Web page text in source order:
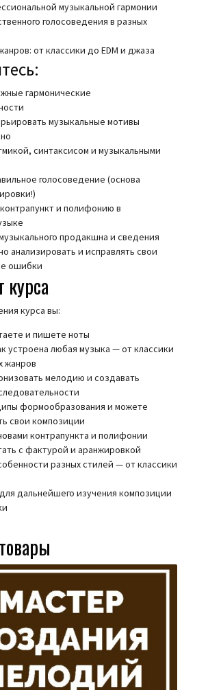
музыкальной гармонии
голосоведения в разных
от классики до EDM и джаза
гармонические
музыкальные мотивы
синтаксисом и музыкальными
голосоведение (основа
и полифонию в
продакшна и сведения
анализировать и исправлять свои
ошибки
курса
курса вы:
и пишете ноты
устроена любая музыка — от классики
жанров
мелодию и создавать
формообразования и можете
свои композиции
контрапункта и полифонии
с фактурой и аранжировкой
разных стилей — от классики
дальнейшего изучения композиции